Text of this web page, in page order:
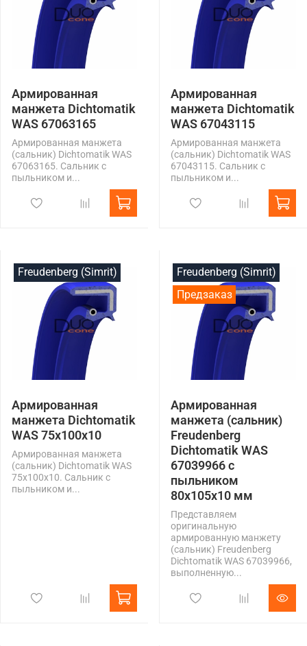
Армированная
манжета Dichtomatik
WAS 67063165
Армированная манжета
(сальник) Dichtomatik WAS
67063165. Сальник с
пыльником и...
Армированная
манжета Dichtomatik
WAS 67043115
Армированная манжета
(сальник) Dichtomatik WAS
67043115. Сальник с
пыльником и...
Freudenberg (Simrit)
Армированная
манжета Dichtomatik
WAS 75x100x10
Армированная манжета
(сальник) Dichtomatik WAS
75x100x10. Сальник с
пыльником и...
Freudenberg (Simrit)
Предзаказ
Армированная
манжета (сальник)
Freudenberg
Dichtomatik WAS
67039966 с
пыльником
80x105x10 мм
Представляем
оригинальную
армированную манжету
(сальник) Freudenberg
Dichtomatik WAS 67039966,
выполненную...